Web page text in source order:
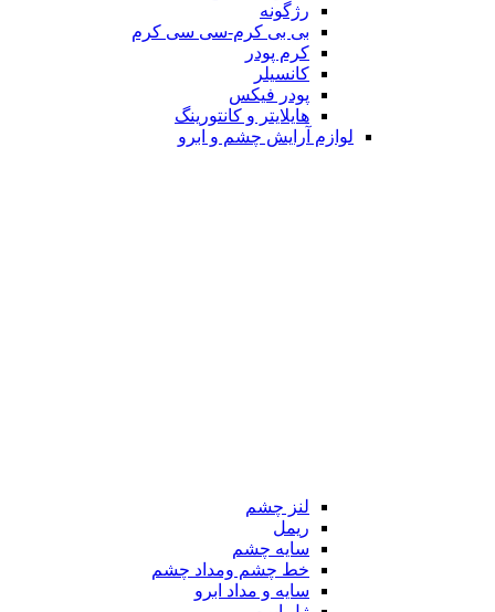
رژگونه
بی بی کرم-سی سی کرم
کرم پودر
کانسیلر
پودر فیکس
هایلایتر و کانتورینگ
لوازم آرایش چشم و ابرو
لنز چشم
ریمل
سایه چشم
خط چشم ومداد چشم
سایه و مداد ابرو